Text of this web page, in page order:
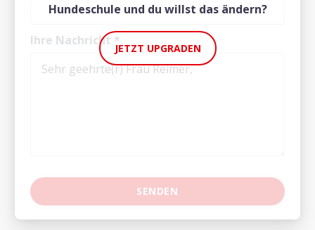
Hundeschule und du willst das ändern?
JETZT UPGRADEN
Ihre Nachricht *